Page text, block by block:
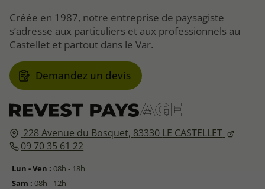
228 Avenue du Bosquet, 83330 LE CASTELLET
09 70 35 61 22
Lun - Ven : 08h - 18h
Sam : 08h - 12h
Créée en 1987, notre entreprise de paysagiste
s’adresse aux particuliers et aux professionnels au
Castellet et partout dans le Var.
Demandez un devis